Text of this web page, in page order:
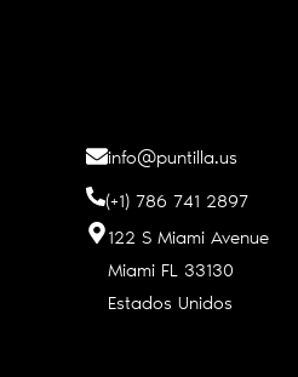
info@puntilla.us
(+1) 786 741 2897
122 S Miami Avenue
Miami FL 33130
Estados Unidos